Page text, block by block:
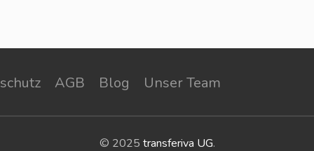
AGB Blog Unser Team
© 2025 transferiva UG.